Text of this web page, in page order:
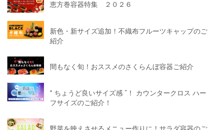
恵方巻容器特集 ２０２６
新色・新サイズ追加！不織布フルーツキャップのご
紹介
間もなく旬！おススメのさくらんぼ容器ご紹介
“ ちょうど良いサイズ感 ”！ カウンタークロス ハー
フサイズのご紹介！